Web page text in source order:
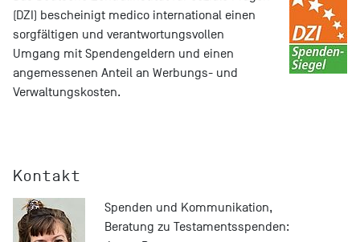
(DZI) bescheinigt medico international einen
sorgfältigen und verantwortungsvollen
Umgang mit Spendengeldern und einen
angemessenen Anteil an Werbungs- und
Verwaltungskosten.
Kontakt
Spenden und Kommunikation,
Beratung zu Testamentsspenden: